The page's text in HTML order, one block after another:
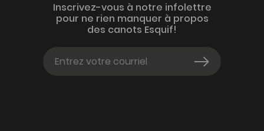
Inscrivez-vous à notre infolettre
pour ne rien manquer à propos
des canots Esquif!